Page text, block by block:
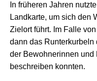
In früheren Jahren
Landkarte, um sich den
Zielort führt. Im Falle
dann das Runterkurbeln
der Bewohnerinnen und
beschreiben konnten.